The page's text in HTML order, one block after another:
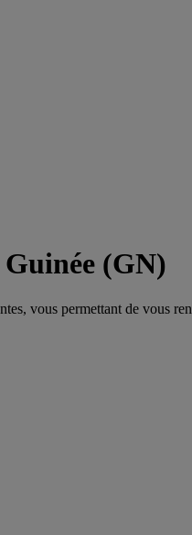
(GN)
vous permettant de vous